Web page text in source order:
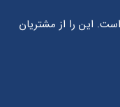
این را از مشتریان